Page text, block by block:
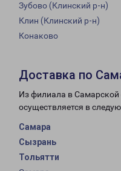
Зубово (Клинский р-н)
Клин (Клинский р-н)
Конаково
Доставка по
Из филиала в Самарской
осуществляется в
Самара
Сызрань
Тольятти